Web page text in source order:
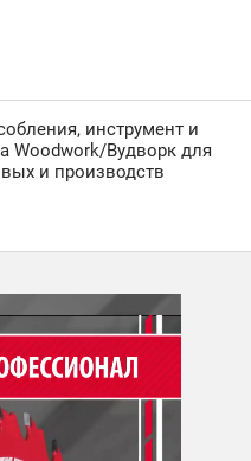
инструмент и
Woodwork/Вудворк для
и производств